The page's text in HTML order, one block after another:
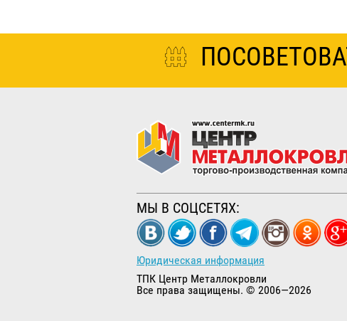
МЫ В СОЦСЕТЯХ:
Юридическая информация
ТПК Центр Металлокровли
Все права защищены. © 2006—2026